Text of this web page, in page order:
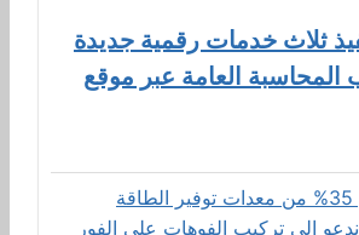
ثلاث خدمات رقمية جديدة
العامة عبر موقع